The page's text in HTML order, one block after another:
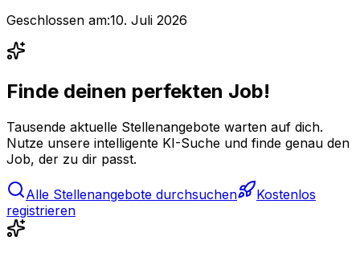
Geschlossen am:10. Juli 2026
Finde deinen perfekten Job!
Tausende aktuelle Stellenangebote warten auf dich.
Nutze unsere intelligente KI-Suche und finde genau den
Job, der zu dir passt.
Alle Stellenangebote durchsuchen
Kostenlos
registrieren